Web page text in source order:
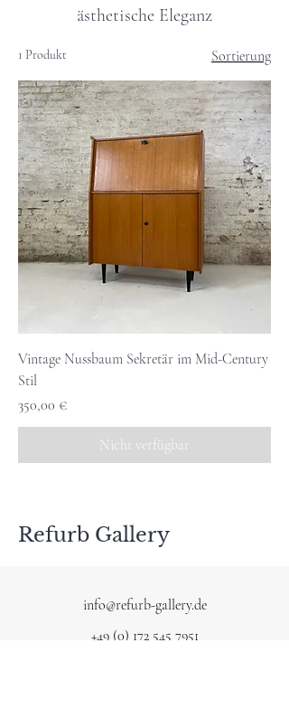
ästhetische Eleganz
1 Produkt Sortierung
Vintage Nussbaum Sekretär im Mid-Century
Stil
Preis
350,00 €
Nicht verfügbar
Refurb Gallery
info@refurb-gallery.de
+49 (0) 172 545 7951